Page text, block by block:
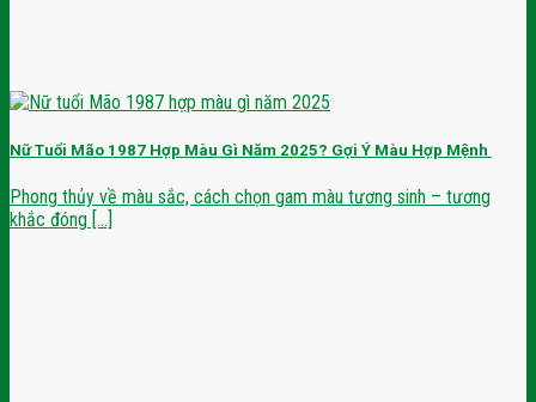
Nữ Tuổi Mão 1987 Hợp Màu Gì Năm 2025? Gợi Ý Màu Hợp Mệnh
Phong thủy về màu sắc, cách chọn gam màu tương sinh – tương
khắc đóng [...]